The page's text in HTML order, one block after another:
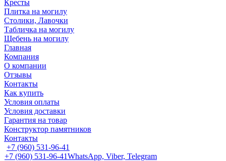
Кресты
Плитка на могилу
Столики, Лавочки
Табличка на могилу
Щебень на могилу
Главная
Компания
О компании
Отзывы
Контакты
Как купить
Условия оплаты
Условия доставки
Гарантия на товар
Конструктор памятников
Контакты
+7 (960) 531-96-41
+7 (960) 531-96-41WhatsApp, Viber, Telegram